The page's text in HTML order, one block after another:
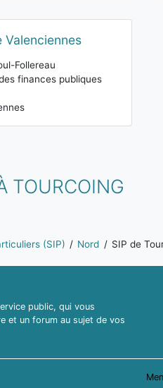
Valenciennes
Follereau
finances publiques
TOURCOING
(SIP) Nord SIP de
public, qui vous
et un forum au sujet de vos